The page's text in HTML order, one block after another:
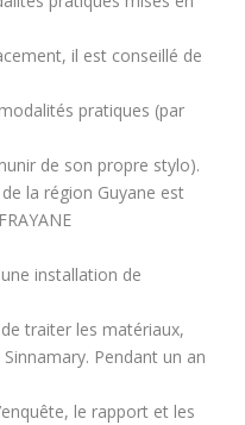
il est conseillé de
pratiques (par
de son propre stylo).
la région Guyane est
installation de
traiter les matériaux,
Pendant un an
le rapport et les